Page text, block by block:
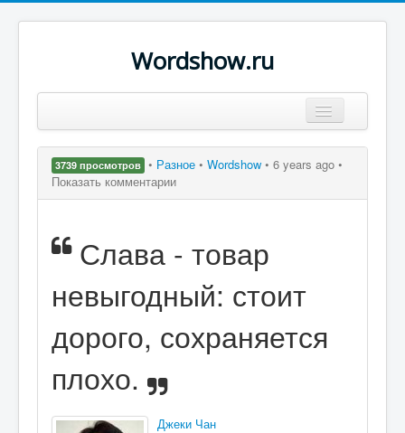
Wordshow.ru
Популярные цитаты
Поиск
3739 просмотров • Разное • Wordshow • 6 years ago •
Показать комментарии
Слава - товар
невыгодный: стоит
дорого, сохраняется
плохо.
Джеки Чан